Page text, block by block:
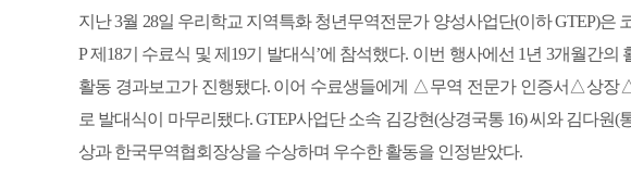
지난 3월 28일 우리학교 지역특화 청년무역전문가 양성사업단(이하 GTEP)은
P 제18기 수료식 및 제19기 발대식’에 참석했다. 이번 행사에선 1년 3개월간
활동 경과보고가 진행됐다. 이어 수료생들에게 △무역 전문가 인증서△상장
로 발대식이 마무리됐다. GTEP사업단 소속 김강현(상경국통 16) 씨와 김다원
상과 한국무역협회장상을 수상하며 우수한 활동을 인정받았다.